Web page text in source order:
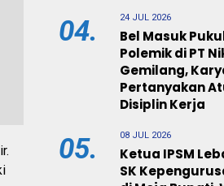
04. 24 JUL 2026
Bel Masuk
Polemik di PT
Gemilang,
Pertanyakan
Disiplin Kerja
05. 08 JUL 2026
Ketua IPSM
SK